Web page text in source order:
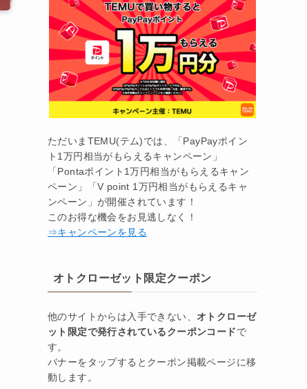
ただいまTEMU(テム)では、「PayPayポイン
ト1万円相当がもらえるキャンペーン」
「Pontaポイント1万円相当がもらえるキャン
ペーン」「V point 1万円相当がもらえるキャ
ンペーン」が開催されています！
このお得な機会をお見逃しなく！
⇒キャンペーンを見る
オトクローゼット限定クーポン
他のサイトからは入手できない、 オトクローゼ
ット限定で発行されているクーポンコードで
す。
バナーをタップするとクーポン掲載ページに移
動します。